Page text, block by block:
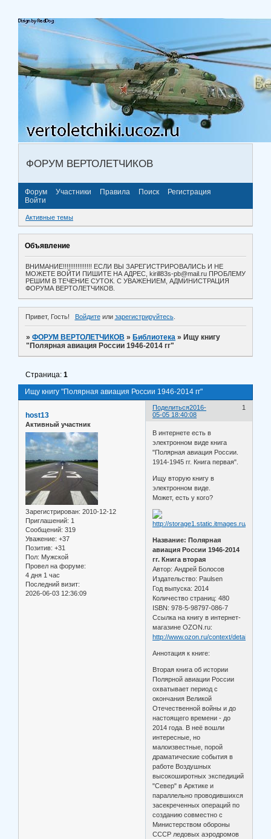
ФОРУМ ВЕРТОЛЕТЧИКОВ
Форум Участники Правила Поиск
Регистрация
Войти
Активные темы
Объявление
ВНИМАНИЕ!!!!!!!!!!!!!!!! ЕСЛИ ВЫ ЗАРЕГИСТРИРОВАЛИСЬ И НЕ
МОЖЕТЕ ВОЙТИ ПИШИТЕ НА АДРЕС, kirill83s-pb@mail.ru ПРОБЛЕМУ
РЕШИМ В ТЕЧЕНИЕ СУТОК. С УВАЖЕНИЕМ, АДМИНИСТРАЦИЯ
ФОРУМА ВЕРТОЛЕТЧИКОВ.
Привет, Гость! Войдитеили зарегистрируйтесь.
»ФОРУМ ВЕРТОЛЕТЧИКОВ » Библиотека » Ищу книгу
"Полярная авиация России 1946-2014 гг"
Ищу книгу "Полярная авиация России 1946-2014 гг"
Страница:1
Поделиться 1
2016-
05-05 18:40:08
host13
Активный участник
Зарегистрирован: 2010-12-12
Приглашений: 1
Сообщений: 319
Уважение: +37
Позитив: +31
Пол: Мужской
Провел на форуме:
4 дня 1 час
Последний визит:
2026-06-03 12:36:09
В интернете есть в
электронном виде книга
"Полярная авиация России.
1914-1945 гг. Книга первая".
Ищу вторую книгу в
электронном виде.
Может, есть у кого?
Название: Полярная
авиация России 1946-2014
гг. Книга вторая
Автор: Андрей Болосов
Издательство: Paulsen
Год выпуска: 2014
Количество страниц: 480
ISBN: 978-5-98797-086-7
Ссылка на книгу в интернет-
магазине OZON.ru:
http://www.ozon.ru/context/detail/id/
Аннотация к книге:
Вторая книга об истории
Полярной авиации России
охватывает период с
окончания Великой
Отечественной войны и до
настоящего времени - до
2014 года. В неё вошли
интересные, но
малоизвестные, порой
драматические события в
работе Воздушных
высокоширотных экспедиций
"Север" в Арктике и
параллельно проводившихся
засекреченных операций по
созданию совместно с
Министерством обороны
СССР ледовых аэродромов